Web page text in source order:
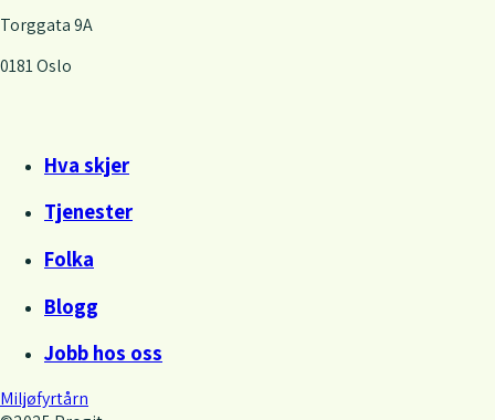
Torggata 9A
0181 Oslo
Hva skjer
Tjenester
Folka
Blogg
Jobb hos oss
Miljøfyrtårn